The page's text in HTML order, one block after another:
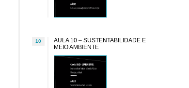
10
AULA 10 – SUSTENTABILIDADE E
MEIO AMBIENTE